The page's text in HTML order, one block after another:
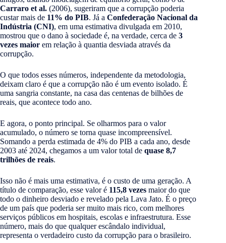
Carraro et al. (2006), sugeriram que a corrupção poderia
custar mais de 11% do PIB. Já a Confederação Nacional da
Indústria (CNI), em uma estimativa divulgada em 2010,
mostrou que o dano à sociedade é, na verdade, cerca de 3
vezes maior em relação à quantia desviada através da
corrupção.
O que todos esses números, independente da metodologia,
deixam claro é que a corrupção não é um evento isolado. É
uma sangria constante, na casa das centenas de bilhões de
reais, que acontece todo ano.
E agora, o ponto principal. Se olharmos para o valor
acumulado, o número se torna quase incompreensível.
Somando a perda estimada de 4% do PIB a cada ano, desde
2003 até 2024, chegamos a um valor total de quase 8,7
trilhões de reais.
Isso não é mais uma estimativa, é o custo de uma geração. A
título de comparação, esse valor é 115,8 vezes maior do que
todo o dinheiro desviado e revelado pela Lava Jato. É o preço
de um país que poderia ser muito mais rico, com melhores
serviços públicos em hospitais, escolas e infraestrutura. Esse
número, mais do que qualquer escândalo individual,
representa o verdadeiro custo da corrupção para o brasileiro.